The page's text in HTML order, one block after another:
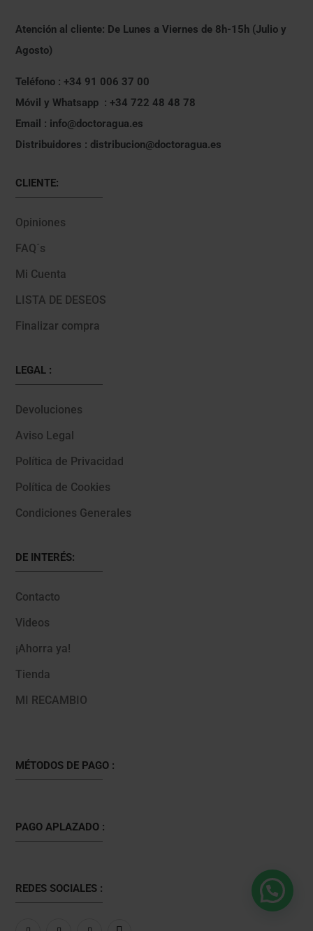
Atención al cliente: De Lunes a Viernes de 8h-15h (Julio y
Agosto)
Teléfono : +34 91 006 37 00
Móvil y Whatsapp : +34 722 48 48 78
Email : info@doctoragua.es
Distribuidores : distribucion@doctoragua.es
CLIENTE:
Opiniones
FAQ´s
Mi Cuenta
LISTA DE DESEOS
Finalizar compra
LEGAL :
Devoluciones
Aviso Legal
Política de Privacidad
Política de Cookies
Condiciones Generales
DE INTERÉS:
Contacto
Videos
¡Ahorra ya!
Tienda
MI RECAMBIO
MÉTODOS DE PAGO :
PAGO APLAZADO :
REDES SOCIALES :